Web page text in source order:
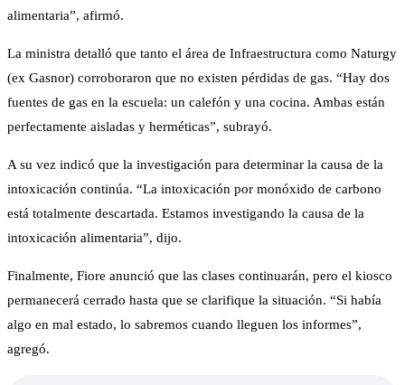
alimentaria”, afirmó.
La ministra detalló que tanto el área de Infraestructura como Naturgy
(ex Gasnor) corroboraron que no existen pérdidas de gas. “Hay dos
fuentes de gas en la escuela: un calefón y una cocina. Ambas están
perfectamente aisladas y herméticas”, subrayó.
A su vez indicó que la investigación para determinar la causa de la
intoxicación continúa. “La intoxicación por monóxido de carbono
está totalmente descartada. Estamos investigando la causa de la
intoxicación alimentaria”, dijo.
Finalmente, Fiore anunció que las clases continuarán, pero el kiosco
permanecerá cerrado hasta que se clarifique la situación. “Si había
algo en mal estado, lo sabremos cuando lleguen los informes”,
agregó.